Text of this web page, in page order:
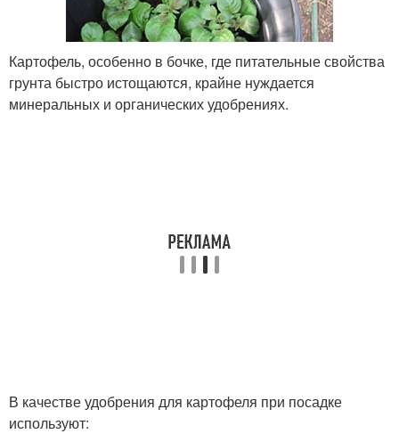
Картофель, особенно в бочке, где питательные свойства
грунта быстро истощаются, крайне нуждается
минеральных и органических удобрениях.
В качестве удобрения для картофеля при посадке
используют: